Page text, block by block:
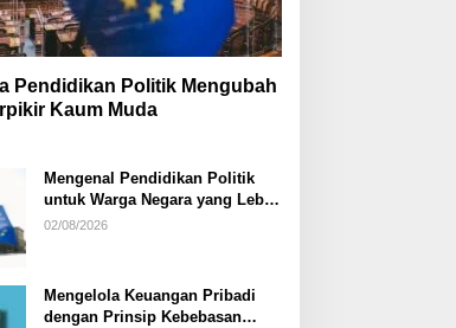
Pendidikan Politik Mengubah
Kaum Muda
Mengenal Pendidikan Politik
untuk Warga Negara yang Lebih
Kritis
02/08/2026
Mengelola Keuangan Pribadi
dengan Prinsip Kebebasan